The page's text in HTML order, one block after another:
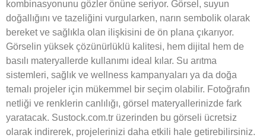
kombinasyonunu gözler önüne seriyor. Görsel, suyun
doğallığını ve tazeliğini vurgularken, narın sembolik olarak
bereket ve sağlıkla olan ilişkisini de ön plana çıkarıyor.
Görselin yüksek çözünürlüklü kalitesi, hem dijital hem de
basılı materyallerde kullanımı ideal kılar. Su arıtma
sistemleri, sağlık ve wellness kampanyaları ya da doğa
temalı projeler için mükemmel bir seçim olabilir. Fotoğrafın
netliği ve renklerin canlılığı, görsel materyallerinizde fark
yaratacak. Sustock.com.tr üzerinden bu görseli ücretsiz
olarak indirerek, projelerinizi daha etkili hale getirebilirsiniz.